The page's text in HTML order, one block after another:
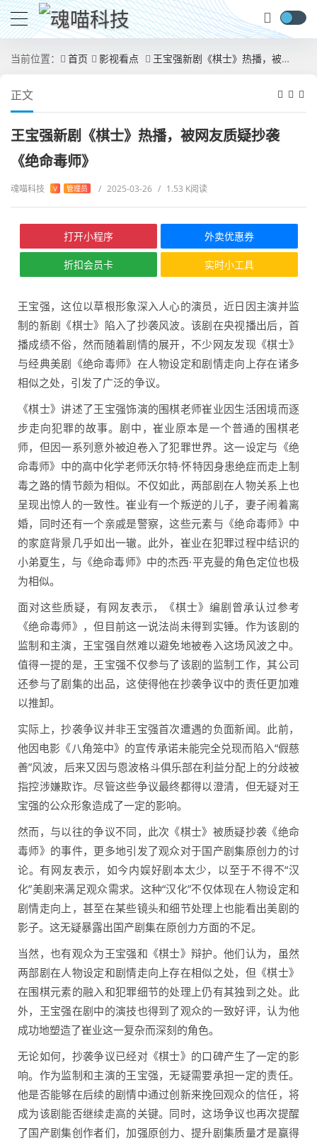
当前位置： 首页 影视看点 王宝强新剧《棋士》热播，被网友质疑抄袭《绝命毒师》
正文
王宝强新剧《棋士》热播，被网友质疑抄袭
《绝命毒师》
魂喵科技 V 管理员 / 2025-03-26 / 1.53 K阅读
打开小程序 外卖优惠券
折扣会员卡 实时小工具
王宝强，这位以草根形象深入人心的演员，近日因主演并监
制的新剧《棋士》陷入了抄袭风波。该剧在央视播出后，首
播成绩不俗，然而随着剧情的展开，不少网友发现《棋士》
与经典美剧《绝命毒师》在人物设定和剧情走向上存在诸多
相似之处，引发了广泛的争议。
《棋士》讲述了王宝强饰演的围棋老师崔业因生活困境而逐
步走向犯罪的故事。剧中，崔业原本是一个普通的围棋老
师，但因一系列意外被迫卷入了犯罪世界。这一设定与《绝
命毒师》中的高中化学老师沃尔特·怀特因身患绝症而走上制
毒之路的情节颇为相似。不仅如此，两部剧在人物关系上也
呈现出惊人的一致性。崔业有一个叛逆的儿子，妻子闹着离
婚，同时还有一个亲戚是警察，这些元素与《绝命毒师》中
的家庭背景几乎如出一辙。此外，崔业在犯罪过程中结识的
小弟夏生，与《绝命毒师》中的杰西·平克曼的角色定位也极
为相似。
面对这些质疑，有网友表示，《棋士》编剧曾承认过参考
《绝命毒师》，但目前这一说法尚未得到实锤。作为该剧的
监制和主演，王宝强自然难以避免地被卷入这场风波之中。
值得一提的是，王宝强不仅参与了该剧的监制工作，其公司
还参与了剧集的出品，这使得他在抄袭争议中的责任更加难
以推卸。
实际上，抄袭争议并非王宝强首次遭遇的负面新闻。此前，
他因电影《八角笼中》的宣传承诺未能完全兑现而陷入“假慈
善”风波，后来又因与恩波格斗俱乐部在利益分配上的分歧被
指控涉嫌欺诈。尽管这些争议最终都得以澄清，但无疑对王
宝强的公众形象造成了一定的影响。
然而，与以往的争议不同，此次《棋士》被质疑抄袭《绝命
毒师》的事件，更多地引发了观众对于国产剧集原创力的讨
论。有网友表示，如今内娱好剧本太少，以至于不得不“汉
化”美剧来满足观众需求。这种“汉化”不仅体现在人物设定和
剧情走向上，甚至在某些镜头和细节处理上也能看出美剧的
影子。这无疑暴露出国产剧集在原创力方面的不足。
当然，也有观众为王宝强和《棋士》辩护。他们认为，虽然
两部剧在人物设定和剧情走向上存在相似之处，但《棋士》
在围棋元素的融入和犯罪细节的处理上仍有其独到之处。此
外，王宝强在剧中的演技也得到了观众的一致好评，认为他
成功地塑造了崔业这一复杂而深刻的角色。
无论如何，抄袭争议已经对《棋士》的口碑产生了一定的影
响。作为监制和主演的王宝强，无疑需要承担一定的责任。
他是否能够在后续的剧情中通过创新来挽回观众的信任，将
成为该剧能否继续走高的关键。同时，这场争议也再次提醒
了国产剧集创作者们，加强原创力、提升剧集质量才是赢得